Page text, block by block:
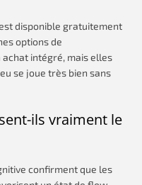
disponible gratuitement
options de
intégré, mais elles
se joue très bien sans
ils vraiment le
confirment que les